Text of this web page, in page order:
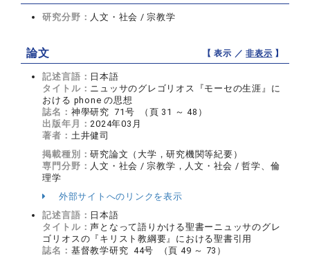
研究分野： 人文・社会 / 宗教学
論文 【 表示 ／非表示 】
記述言語： 日本語
タイトル： ニュッサのグレゴリオス『モーセの生涯』に
おける phone の思想
誌名： 神學研究 71号 （頁 31 ～ 48）
出版年月：2024年03月
著者： 土井健司
掲載種別：研究論文（大学，研究機関等紀要）
専門分野： 人文・社会 / 宗教学，人文・社会 / 哲学、倫
理学
外部サイトへのリンクを表示
記述言語： 日本語
タイトル：声となって語りかける聖書ーニュッサのグレ
ゴリオスの『キリスト教綱要』における聖書引用
誌名： 基督教学研究 44号 （頁 49 ～ 73）